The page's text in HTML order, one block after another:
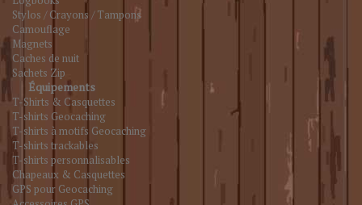
Stylos / Crayons / Tampons
Camouflage
Magnets
Caches de nuit
Sachets Zip
Équipements
T-Shirts & Casquettes
T-shirts Geocaching
T-shirts à motifs Geocaching
T-shirts trackables
T-shirts personnalisables
Chapeaux & Casquettes
GPS pour Geocaching